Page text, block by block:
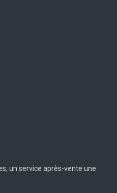
un service après-vente une